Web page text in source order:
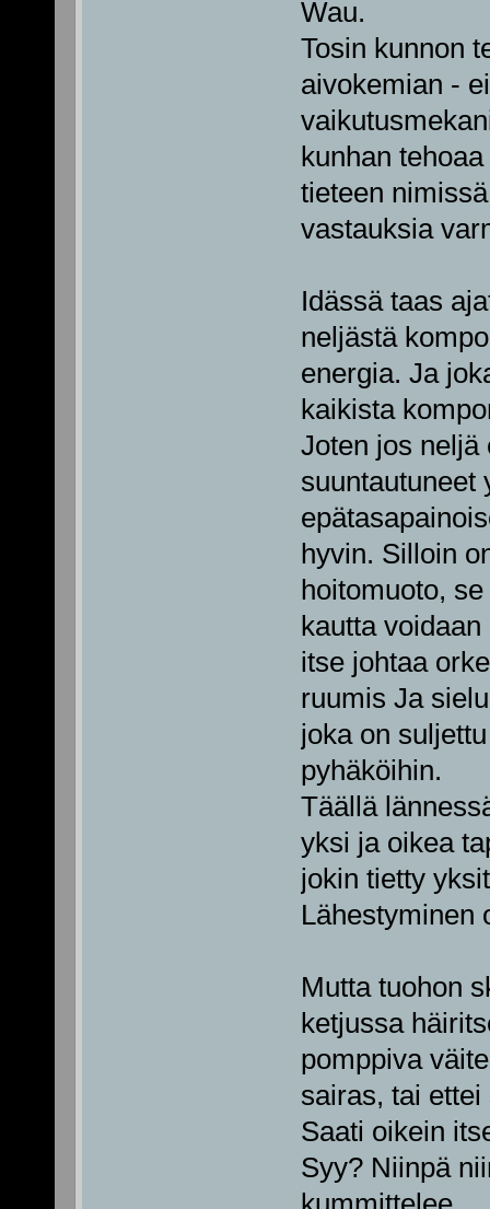
Wau.
Tosin kunnon
aivokemian -
kunhan
tieteen
vastauksia
Idässä taas
neljästä
energia. Ja
kaikista
Joten jos neljä
suuntautuneet
hyvin. Silloin
hoitomuoto,
kautta
itse johtaa
ruumis Ja
joka on
pyhäköihin.
Täällä
yksi ja oikea
jokin tietty
Lähestyminen
Mutta tuohon
ketjussa
pomppiva
sairas, tai
Saati oikein
Syy? Niinpä